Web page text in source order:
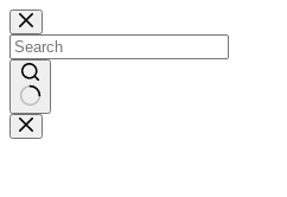
Μετάβαση
στο
περιεχόμενο
No
results